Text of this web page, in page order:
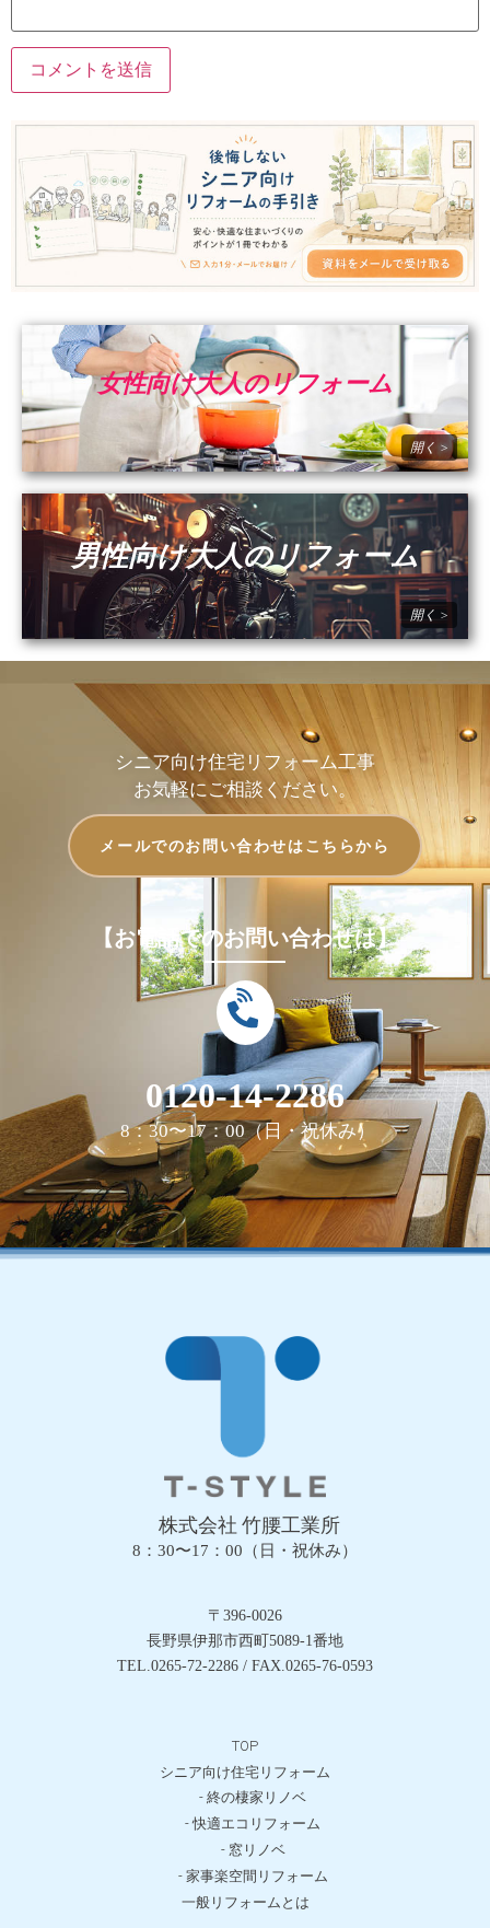
女性向け大人のリフォーム
男性向け大人のリフォーム
シニア向け住宅リフォーム工事
お気軽にご相談ください。
メールでのお問い合わせはこちらから
【お電話でのお問い合わせは】
0120-14-2286
8：30〜17：00（日・祝休み）
株式会社 竹腰工業所
8：30〜17：00（日・祝休み）
〒396-0026
長野県伊那市西町5089-1番地
TEL.0265-72-2286 / FAX.0265-76-0593
TOP
シニア向け住宅リフォーム
- 終の棲家リノベ
- 快適エコリフォーム
- 窓リノベ
- 家事楽空間リフォーム
一般リフォームとは